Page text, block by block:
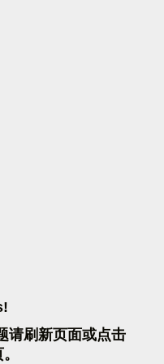
!
请刷 新页面或点击
。